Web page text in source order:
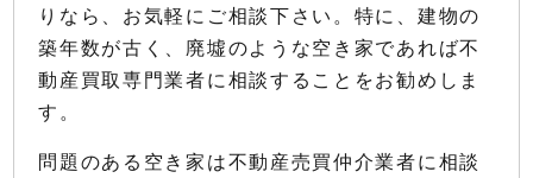
りなら、お気軽にご相談下さい。特に、建物の
築年数が古く、廃墟のような空き家であれば不
動産買取専門業者に相談することをお勧めしま
す。
問題のある空き家は不動産売買仲介業者に相談